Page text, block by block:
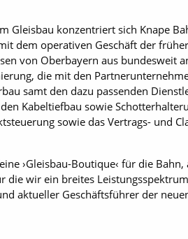
Gleisbau konzentriert sich Knape
dem operativen Geschäft der
von Oberbayern aus bundesweit
die mit den
samt den dazu passenden
Kabeltiefbau sowie
sowie das Vertrags- und
›Gleisbau-Boutique‹ für die
die wir ein breites
aktueller Geschäftsführer der